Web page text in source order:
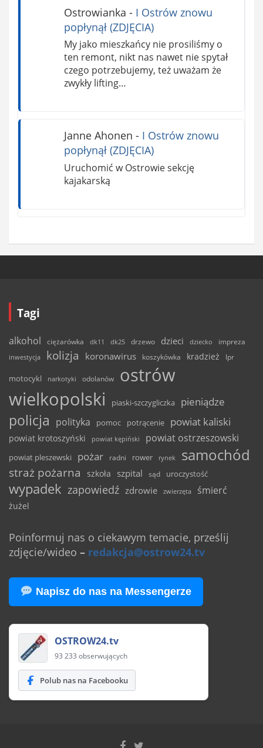
Ostrowianka - I Ostrów znowu
popłynął (ZDJĘCIA)
My jako mieszkańcy nie prosiliśmy o
ten remont, nikt nas nawet nie spytał
czego potrzebujemy, też uważam że
zwykły lifting…
Janne Ahonen - I Ostrów znowu
popłynął (ZDJĘCIA)
Uruchomić w Ostrowie sekcję
kajakarską
Tagi
alkohol ciężarówka dk11 dk25 drzewo dzieci dziecko
impreza
inwestycja
kolizja koronawirus koszykówka kradzież lpr
motocykl narkotyki odolanów
ostrów
wielkopolski
piaski-szczygliczka pieniądze
policja polityka pomoc potrącenie powiat kaliski
powiat krotoszyński powiat kępiński powiat ostrzeszowski
powiat pleszewski pożar radni rower rynek samochód
straż pożarna szkoła szpital sąd uroczystość
wypadek zapowiedź zdrowie zwierzęta śmierć
żużel
Poinformuj nas o ciekawym temacie, prześlij
zdjęcie/wideo – redakcja@ostrow24.tv
Napisz do nas na Messengerze
OSTROW24.tv
93 233 obserwujących
Polub nas na Facebooku